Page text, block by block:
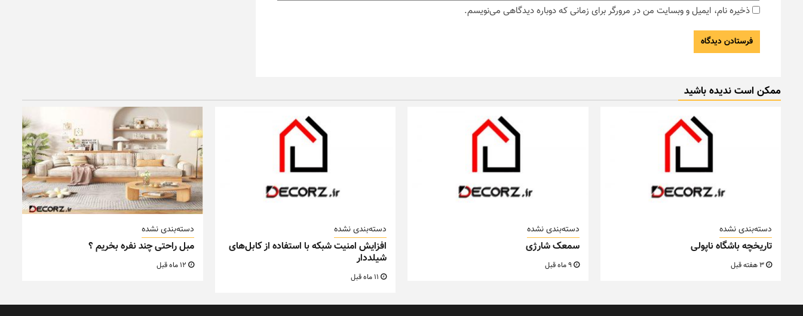
ذخیره نام، ایمیل و وبسایت من در مرورگر برای زمانی که دوباره دیدگاهی می‌نویسم.
ممکن است ندیده باشید
دسته‌بندی نشده
تاریخچه باشگاه ناپولی
دسته‌بندی نشده
سمعک شارژی
9 ماه قبل
دسته‌بندی نشده
افزایش امنیت شبکه با استفاده از کابل‌های
شیلددار
دسته‌بندی نشده
مبل راحتی چند نفره بخریم ؟